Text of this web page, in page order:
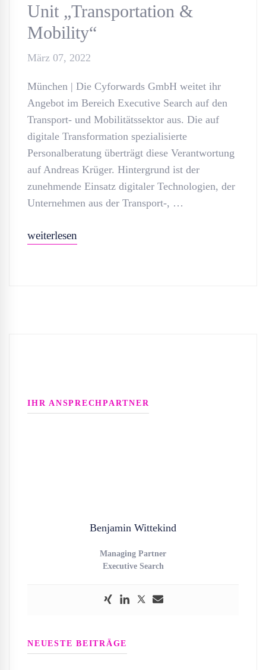
Unit „Transportation &
Mobility“
März 07, 2022
München | Die Cyforwards GmbH weitet ihr
Angebot im Bereich Executive Search auf den
Transport- und Mobilitätssektor aus. Die auf
digitale Transformation spezialisierte
Personalberatung überträgt diese Verantwortung
auf Andreas Krüger. Hintergrund ist der
zunehmende Einsatz digitaler Technologien, der
Unternehmen aus der Transport-, …
weiterlesen
IHR ANSPRECHPARTNER
Benjamin Wittekind
Managing Partner
Executive Search
NEUESTE BEITRÄGE